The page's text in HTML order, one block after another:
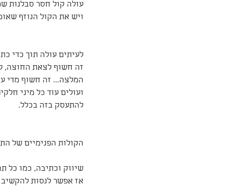
עולה קול חסר סבלנות
ויש את הקול הנוזף
לעיתים עולה תוך כדי
זה חשוף לצאת החוצה,
המלצה... זה חשוף מדי
ועולים עוד כל מיני
להתעסק בזה בכלל.
הקולות הפנימיים של
שיווק וכתיבה, כמו כל
אז אפשר לנסות